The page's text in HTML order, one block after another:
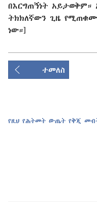
በእርግጠኝነት አይታወቅም።
ትክክለኛውን ጊዜ
ነው።]
ተመለስ
የዚህ የሕትመት ውጤት የቅጂ